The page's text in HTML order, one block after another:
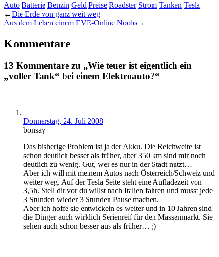
Auto Batterie Benzin Geld Preise Roadster Strom Tanken Tesla
←Die Erde von ganz weit weg
Aus dem Leben einem EVE-Online Noobs→
Kommentare
13 Kommentare zu „Wie teuer ist eigentlich ein
„voller Tank“ bei einem Elektroauto?“
Donnerstag, 24. Juli 2008
bonsay
Das bisherige Problem ist ja der Akku. Die Reichweite ist
schon deutlich besser als früher, aber 350 km sind mir noch
deutlich zu wenig. Gut, wer es nur in der Stadt nutzt…
Aber ich will mit meinem Autos nach Österreich/Schweiz und
weiter weg. Auf der Tesla Seite steht eine Aufladezeit von
3,5h. Stell dir vor du willst nach Italien fahren und musst jede
3 Stunden wieder 3 Stunden Pause machen.
Aber ich hoffe sie entwickeln es weiter und in 10 Jahren sind
die Dinger auch wirklich Serienreif für den Massenmarkt. Sie
sehen auch schon besser aus als früher… ;)